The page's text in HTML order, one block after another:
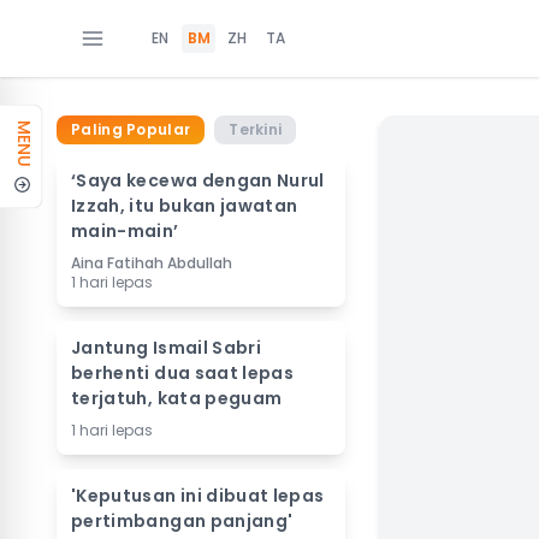
EN BM ZH TA
MENU Paling Popular Terkini
‘Saya kecewa dengan Nurul
Izzah, itu bukan jawatan
main-main’
Aina Fatihah Abdullah
1 hari lepas
Jantung Ismail Sabri
berhenti dua saat lepas
terjatuh, kata peguam
1 hari lepas
'Keputusan ini dibuat lepas
pertimbangan panjang'